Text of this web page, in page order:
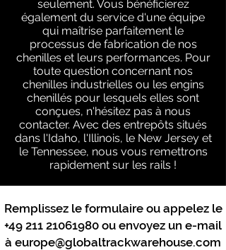
seulement. Vous bénéficierez
également du service d'une équipe
qui maîtrise parfaitement le
processus de fabrication de nos
chenilles et leurs performances. Pour
toute question concernant nos
chenilles industrielles ou les engins
chenillés pour lesquels elles sont
conçues, n'hésitez pas à nous
contacter. Avec des entrepôts situés
dans l'Idaho, l'Illinois, le New Jersey et
le Tennessee, nous vous remettrons
rapidement sur les rails !
Remplissez le formulaire ou appelez le
+49 211 21061980 ou envoyez un e-mail
à europe@globaltrackwarehouse.com